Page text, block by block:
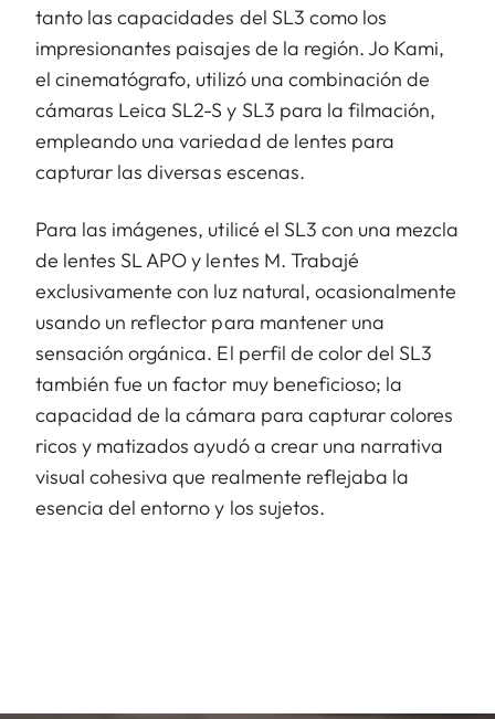
tanto las capacidades del SL3 como los
impresionantes paisajes de la región. Jo Kami,
el cinematógrafo, utilizó una combinación de
cámaras Leica SL2-S y SL3 para la filmación,
empleando una variedad de lentes para
capturar las diversas escenas.
Para las imágenes, utilicé el SL3 con una mezcla
de lentes SL APO y lentes M. Trabajé
exclusivamente con luz natural, ocasionalmente
usando un reflector para mantener una
sensación orgánica. El perfil de color del SL3
también fue un factor muy beneficioso; la
capacidad de la cámara para capturar colores
ricos y matizados ayudó a crear una narrativa
visual cohesiva que realmente reflejaba la
esencia del entorno y los sujetos.